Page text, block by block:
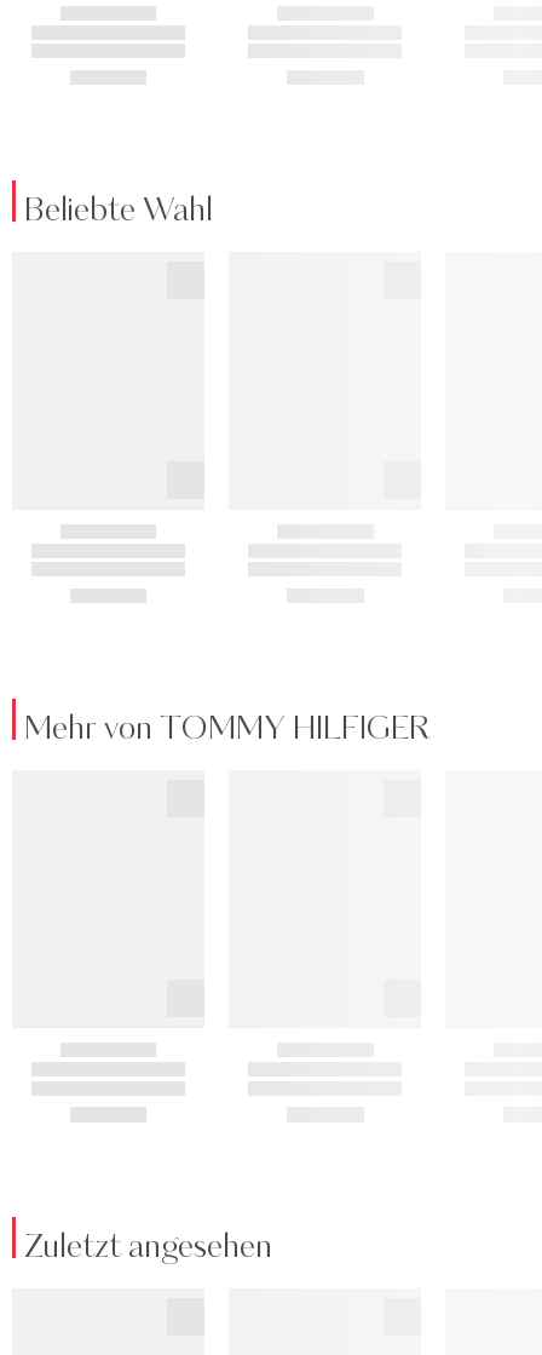
Beliebte Wahl
Mehr von TOMMY HILFIGER
Zuletzt angesehen